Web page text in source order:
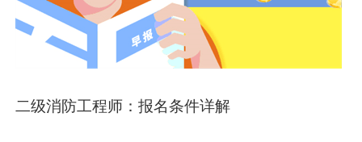
二级消防工程师：报名条件详解